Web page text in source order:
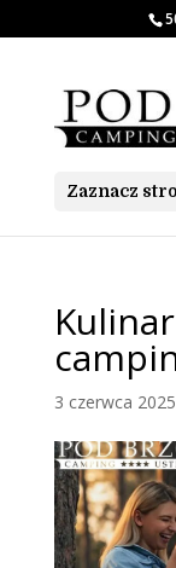
Zaznacz
3 czerwca 2025